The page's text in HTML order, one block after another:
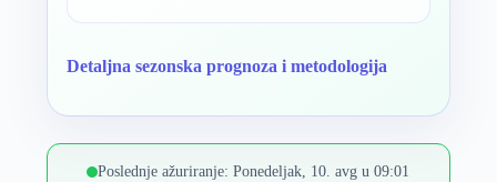
Detaljna sezonska prognoza i metodologija
Poslednje ažuriranje: Ponedeljak, 10. avg u 09:01